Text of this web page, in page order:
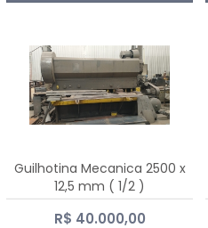
Guilhotina Mecanica 2500 x
12,5 mm ( 1/2 )
R$ 40.000,00